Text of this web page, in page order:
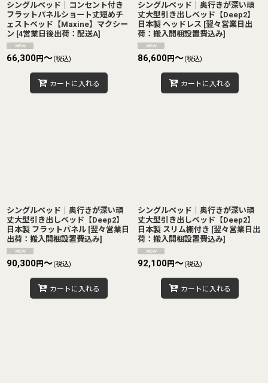
シングルベッド｜コンセント付き
フラットパネルショート丈短めチ
ェストベッド【Maxine】マクシー
ン [4営業日後出荷：配送A]
66,300円～(税込)
カートに入れる
シングルベッド｜奥行きが深い頑
丈大型引き出しベッド【Deep2】
日本製 ヘッドレス [翌々営業日出
荷：搬入開梱設置費込み]
86,600円～(税込)
カートに入れる
シングルベッド｜奥行きが深い頑
丈大型引き出しベッド【Deep2】
日本製 フラットパネル [翌々営業日
出荷：搬入開梱設置費込み]
90,300円～(税込)
カートに入れる
シングルベッド｜奥行きが深い頑
丈大型引き出しベッド【Deep2】
日本製 スリム棚付き [翌々営業日出
荷：搬入開梱設置費込み]
92,100円～(税込)
カートに入れる